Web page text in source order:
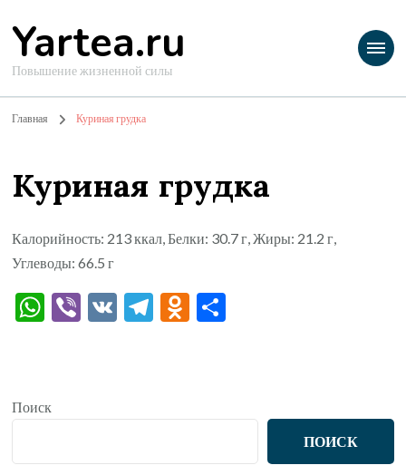
Yartea.ru
Повышение жизненной силы
Главная Куриная грудка
Куриная грудка
Калорийность: 213 ккал, Белки: 30.7 г, Жиры: 21.2 г,
Углеводы: 66.5 г
WhatsApp
Viber
VK Telegram
Odnoklassniki
Поиск
ПОИСК